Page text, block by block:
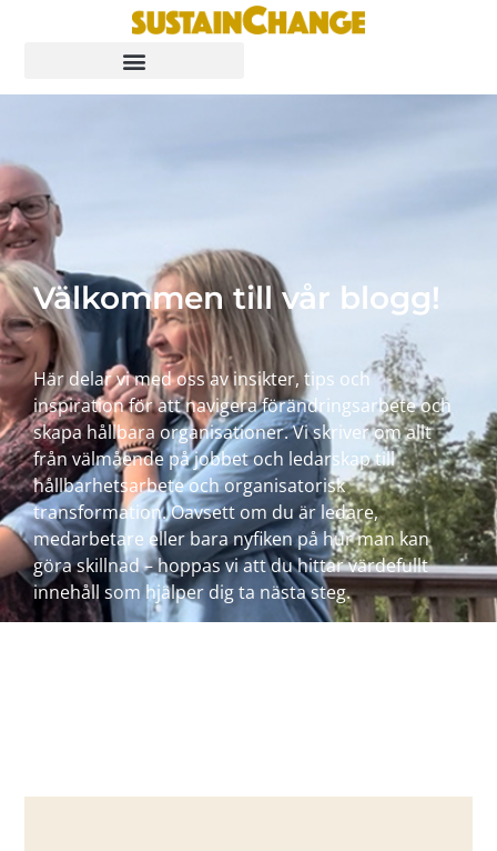
Välkommen till vår blogg!
Här delar vi med oss av insikter, tips och
inspiration för att navigera förändringsarbete och
skapa hållbara organisationer. Vi skriver om allt
från välmående på jobbet och ledarskap till
hållbarhetsarbete och organisatorisk
transformation. Oavsett om du är ledare,
medarbetare eller bara nyfiken på hur man kan
göra skillnad – hoppas vi att du hittar värdefullt
innehåll som hjälper dig ta nästa steg.